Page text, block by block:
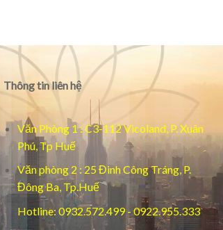
Thông tin liên hệ
Văn Phòng 1 : C3-112 Vicoland, P. Xuân
Phú, Tp Huế
Văn phòng 2 : 25 Đinh Công Tráng, P.
Đông Ba, Tp.Huế
Hotline: 0932.572.499 - 0922.955.333